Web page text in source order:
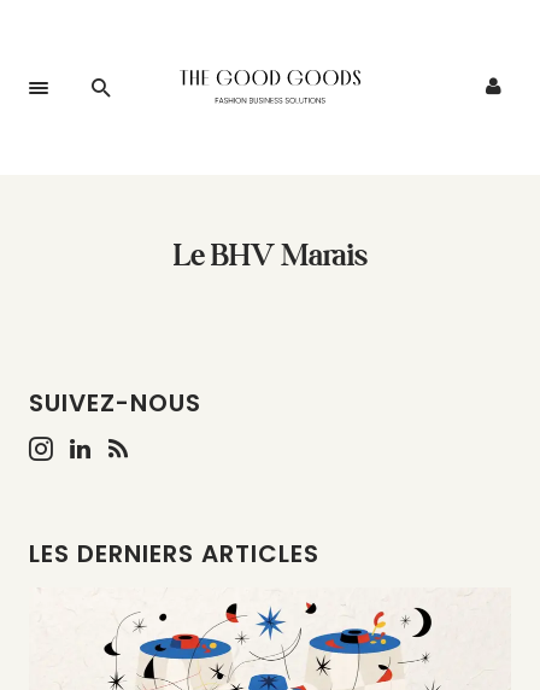
Le BHV Marais
SUIVEZ-NOUS
LES DERNIERS ARTICLES